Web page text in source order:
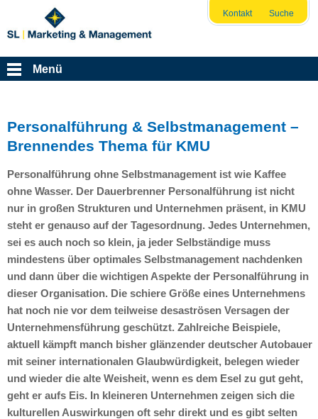
Kontakt Suche
Menü
Personalführung & Selbstmanagement –
Brennendes Thema für KMU
Personalführung ohne Selbstmanagement ist wie Kaffee
ohne Wasser. Der Dauerbrenner Personalführung ist nicht
nur in großen Strukturen und Unternehmen präsent, in KMU
steht er genauso auf der Tagesordnung. Jedes Unternehmen,
sei es auch noch so klein, ja jeder Selbständige muss
mindestens über optimales Selbstmanagement nachdenken
und dann über die wichtigen Aspekte der Personalführung in
dieser Organisation. Die schiere Größe eines Unternehmens
hat noch nie vor dem teilweise desaströsen Versagen der
Unternehmensführung geschützt. Zahlreiche Beispiele,
aktuell kämpft manch bisher glänzender deutscher Autobauer
mit seiner internationalen Glaubwürdigkeit, belegen wieder
und wieder die alte Weisheit, wenn es dem Esel zu gut geht,
geht er aufs Eis. In kleineren Unternehmen zeigen sich die
kulturellen Auswirkungen oft sehr direkt und es gibt selten